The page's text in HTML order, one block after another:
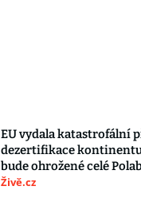
EU vydala katastrofální
dezertifikace
bude ohrožené celé
Živě.cz